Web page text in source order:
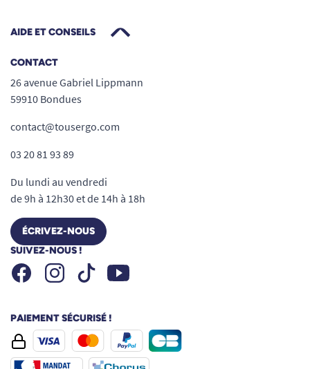
AIDE ET CONSEILS
CONTACT
26 avenue Gabriel Lippmann
59910 Bondues
contact@tousergo.com
03 20 81 93 89
Du lundi au vendredi
de 9h à 12h30 et de 14h à 18h
ÉCRIVEZ-NOUS
SUIVEZ-NOUS !
FacebookInstagramTiktok Youtube
PAIEMENT SÉCURISÉ !